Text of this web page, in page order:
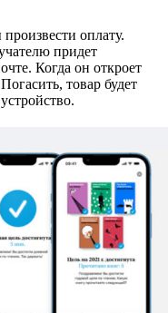
оплату.
придет
Когда он откроет
товар будет